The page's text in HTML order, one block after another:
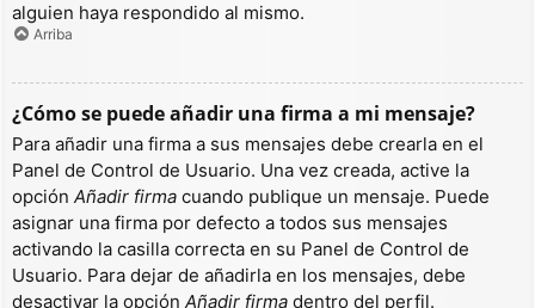
alguien haya respondido al mismo.
Arriba
¿Cómo se puede añadir una firma a mi mensaje?
Para añadir una firma a sus mensajes debe crearla en el
Panel de Control de Usuario. Una vez creada, active la
opción Añadir firma cuando publique un mensaje. Puede
asignar una firma por defecto a todos sus mensajes
activando la casilla correcta en su Panel de Control de
Usuario. Para dejar de añadirla en los mensajes, debe
desactivar la opción Añadir firma dentro del perfil.